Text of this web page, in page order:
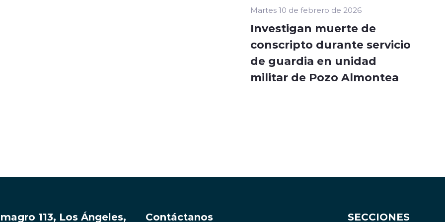
Martes 10 de febrero de 2026
Investigan muerte de
conscripto durante servicio
de guardia en unidad
militar de Pozo Almontea
113, Los Ángeles, Contáctanos SECCIONES